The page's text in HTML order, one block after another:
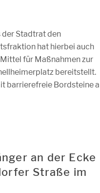
der Stadtrat den
hat hierbei auch
für Maßnahmen zur
bereitstellt.
barrierefreie Bordsteine
an der Ecke
Straße im